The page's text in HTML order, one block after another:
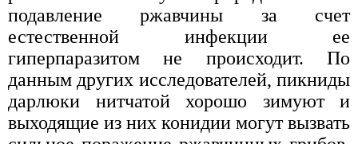
подавление ржавчины за счет
естественной инфекции ее
гиперпаразитом не происходит. По
данным других исследователей, пикниды
дарлюки нитчатой хорошо зимуют и
выходящие из них конидии могут вызвать